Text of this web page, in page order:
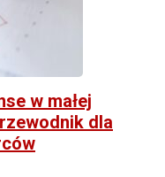
w małej
dla